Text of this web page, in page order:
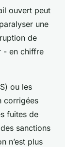
ouvert peut
une
de
- en chiffre
ou les
corrigées
fuites de
sanctions
n’est plus